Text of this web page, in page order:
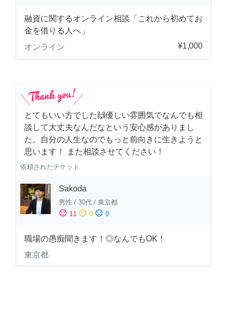
融資に関するオンライン相談「これから初めてお
金を借りる人へ」
オンライン
¥1,000
とてもいい方でした🙌優しい雰囲気でなんでも相
談して大丈夫なんだなという安心感がありまし
た。自分の人生なのでもっと前向きに生きようと
思います！ また相談させてください！
依頼されたチケット
Sakoda
男性 / 30代 / 東京都
sentiment_satisfied 11 sentiment_neutral 0 sentiment_dissatisfied 0
職場の愚痴聞きます！◎なんでもOK！
東京都